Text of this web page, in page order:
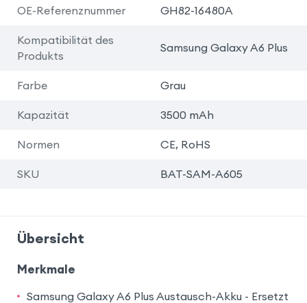
OE-Referenznummer GH82-16480A
Kompatibilität des
Produkts
Samsung Galaxy A6 Plus
Farbe Grau
Kapazität 3500 mAh
Normen CE, RoHS
SKU BAT-SAM-A605
Übersicht
Merkmale
Samsung Galaxy A6 Plus Austausch-Akku - Ersetzt